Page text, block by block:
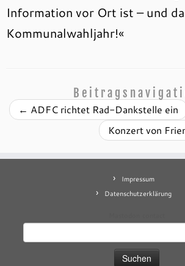
Information vor Ort ist – und
Kommunalwahljahr!«
← ADFC richtet Rad-Dankstelle ein
Konzert von
Impressum
Datenschutzerklärung